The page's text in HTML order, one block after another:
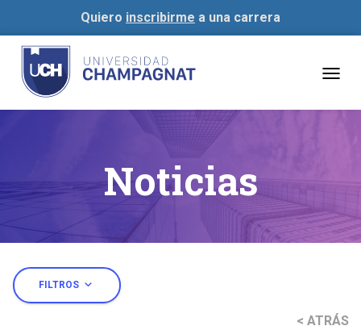
Quiero inscribirme a una carrera
Noticias
FILTROS expand_more
< ATRÁS